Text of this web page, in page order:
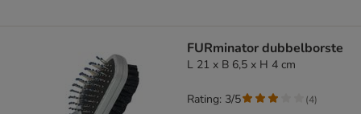
FURminator dubbelborste
L 21 x B 6,5 x H 4 cm
Rating: 3/5 (4)